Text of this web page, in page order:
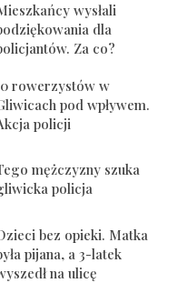
wysłali
dla
Za co?
rowerzystów w
pod wpływem.
policji
mężczyzny szuka
policja
bez opieki. Matka
pijana, a 3-latek
na ulicę